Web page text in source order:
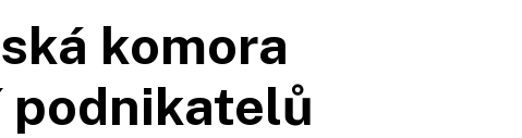
komora